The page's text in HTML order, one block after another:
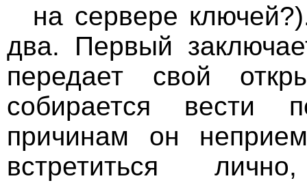
на сервере
два. Первый
передает свой
собирается вести
причинам он
встретиться